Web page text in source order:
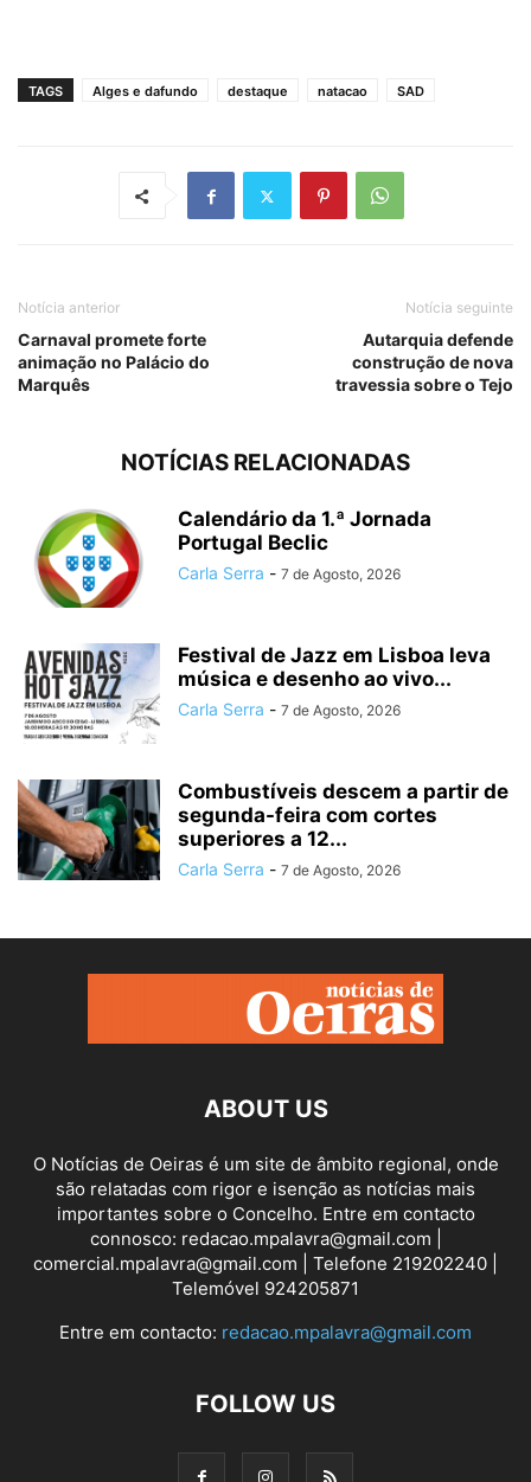
TAGS Alges e dafundo destaque natacao SAD
Notícia anterior
Carnaval promete forte
animação no Palácio do
Marquês
Notícia seguinte
Autarquia defende
construção de nova
travessia sobre o Tejo
NOTÍCIAS RELACIONADAS
Calendário da 1.ª Jornada
Portugal Beclic
Carla Serra - 7 de Agosto, 2026
Festival de Jazz em Lisboa leva
música e desenho ao vivo...
Carla Serra - 7 de Agosto, 2026
Combustíveis descem a partir de
segunda-feira com cortes
superiores a 12...
Carla Serra - 7 de Agosto, 2026
ABOUT US
O Notícias de Oeiras é um site de âmbito regional, onde
são relatadas com rigor e isenção as notícias mais
importantes sobre o Concelho. Entre em contacto
connosco: redacao.mpalavra@gmail.com |
comercial.mpalavra@gmail.com | Telefone 219202240 |
Telemóvel 924205871
Entre em contacto: redacao.mpalavra@gmail.com
FOLLOW US